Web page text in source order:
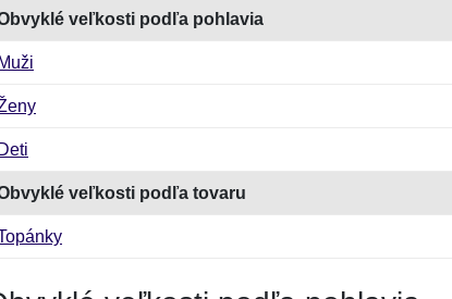
veľkosti podľa pohlavia
veľkosti podľa tovaru